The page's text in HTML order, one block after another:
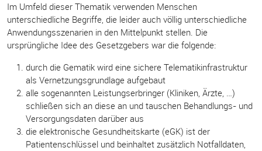
Im Umfeld dieser Thematik verwenden Menschen
unterschiedliche Begriffe, die leider auch völlig unterschiedliche
Anwendungsszenarien in den Mittelpunkt stellen. Die
ursprüngliche Idee des Gesetzgebers war die folgende:
durch die Gematik wird eine sichere Telematikinfrastruktur
als Vernetzungsgrundlage aufgebaut
alle sogenannten Leistungserbringer (Kliniken, Ärzte, …)
schließen sich an diese an und tauschen Behandlungs- und
Versorgungsdaten darüber aus
die elektronische Gesundheitskarte (eGK) ist der
Patientenschlüssel und beinhaltet zusätzlich Notfalldaten,